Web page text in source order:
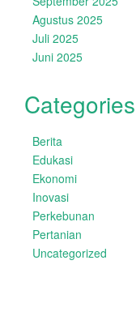
Agustus 2025
Juli 2025
Juni 2025
Categories
Berita
Edukasi
Ekonomi
Inovasi
Perkebunan
Pertanian
Uncategorized